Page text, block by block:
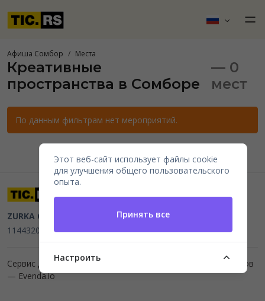
Афиша Сомбор Места
Креативные
пространства в Сомборе
— 0
мест
По данным фильтрам нет мероприятий.
ZURKA CE BITI DOO Beograd, Kraljice Natalije 11
114432064, MB 22023195,mail@tic.rs, +381 63 173 3142
Сервис для организаторов мероприятий и продажи билетов
— Evenda.io
Этот веб-сайт использует файлы cookie
для улучшения общего пользовательского
опыта.
Принять все
Настроить